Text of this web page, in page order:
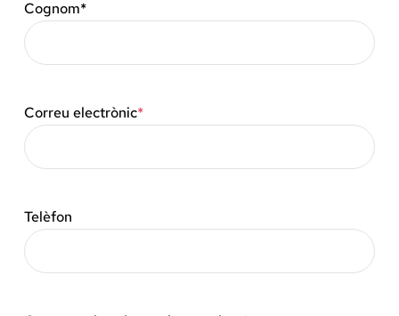
Col·labora
La
Àmbit
Cognom*
Correu electrònic*
Telèfon